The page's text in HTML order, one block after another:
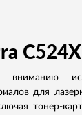
C524X
вниманию
для
тонер-